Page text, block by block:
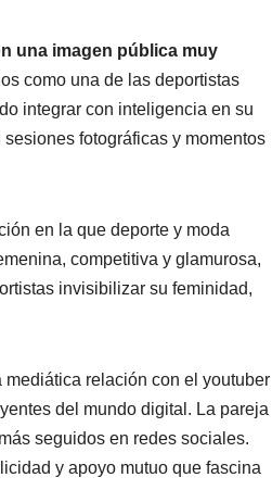
una imagen pública muy
como una de las deportistas
integrar con inteligencia en su
fotográficas y momentos
en la que deporte y moda
competitiva y glamurosa,
invisibilizar su feminidad,
relación con el youtuber
del mundo digital. La pareja
seguidos en redes sociales.
y apoyo mutuo que fascina